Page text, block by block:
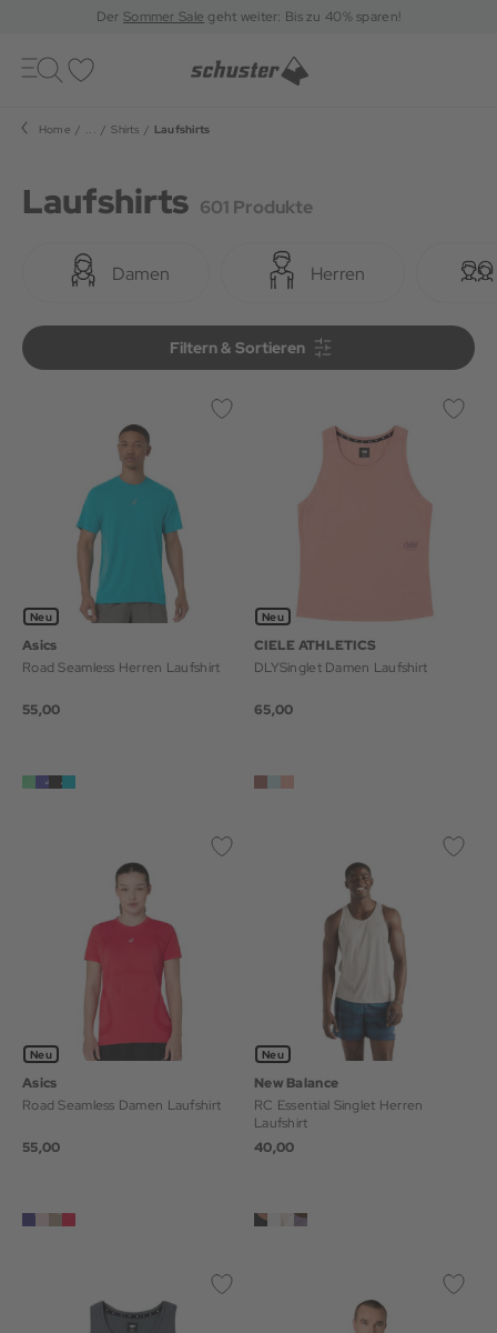
DerSommer Sale geht weiter: Bis zu 40% sparen!
Toggle
navigation
Home ... Shirts Laufshirts
Laufshirts 601 Produkte
Damen Herren
Filtern & Sortieren
Filtern & Sortieren
Neu
Asics
Road Seamless Herren Laufshirt
55,00
Neu
CIELE ATHLETICS
DLYSinglet Damen Laufshirt
65,00
Neu
Asics
Road Seamless Damen Laufshirt
55,00
Neu
New Balance
RC Essential Singlet Herren
Laufshirt
40,00